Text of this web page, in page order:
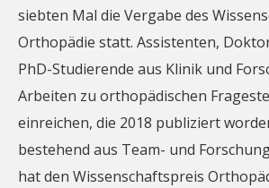
siebten Mal die Vergabe des
Orthopädie statt. Assistenten,
PhD-Studierende aus Klinik und
Arbeiten zu orthopädischen
einreichen, die 2018 publiziert
bestehend aus Team- und
hat den Wissenschaftspreis